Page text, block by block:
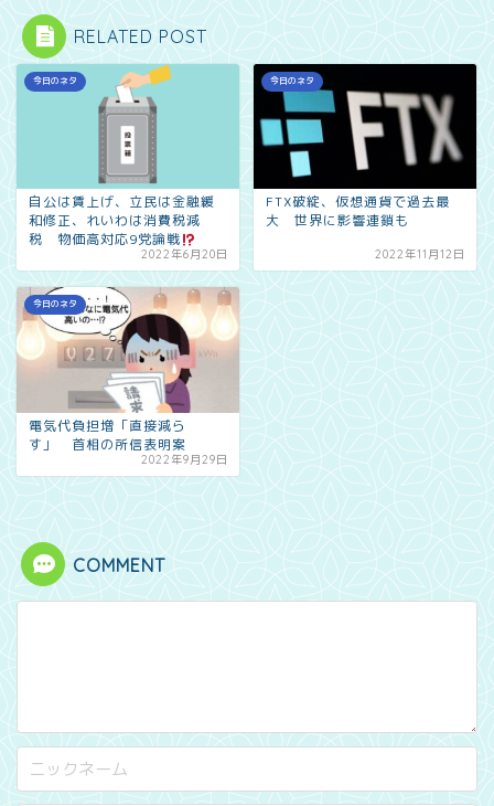
RELATED POST
今日のネタ
自公は賃上げ、立民は金融緩
和修正、れいわは消費税減
税 物価高対応9党論戦
2022年6月20日
今日のネタ
FTX破綻、仮想通貨で過去最
大 世界に影響連鎖も
2022年11月12日
今日のネタ
電気代負担増「直接減ら
す」 首相の所信表明案
2022年9月29日
COMMENT